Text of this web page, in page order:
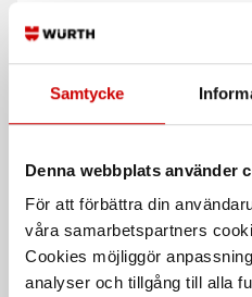
Samtycke
Denna webbplats använder
För att förbättra din
våra samarbetspartners
Cookies möjliggör
analyser och tillgång till alla
Cirkelsågklinga special
Trapetsslipad